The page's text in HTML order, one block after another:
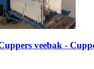
veebak -